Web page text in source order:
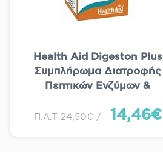
Health Aid Digeston Plus
Συμπλήρωμα Διατροφής
Πεπτικών Ενζύμων &
Υγεία του Γαστροπεπτικού
Π.Λ.Τ 24,50€ / 14,46€